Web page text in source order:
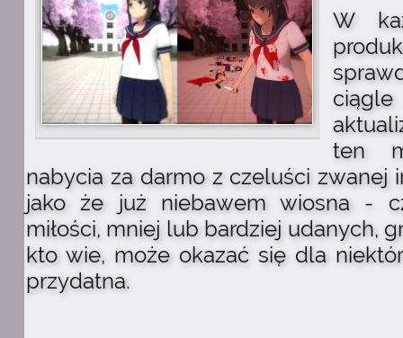
W
ciągle
ten
nabycia za darmo z czeluści zwanej
jako że już niebawem wiosna -
miłości, mniej lub bardziej udanych,
kto wie, może okazać się dla
przydatna.